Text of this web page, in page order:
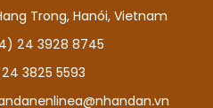
Trong, Hanói, Vietnam
24 3928 8745
3825 5593